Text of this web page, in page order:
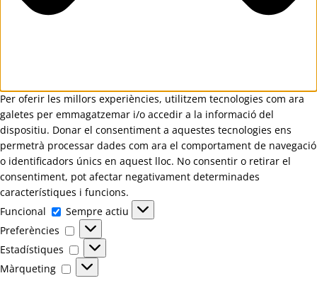
Per oferir les millors experiències, utilitzem tecnologies com ara
galetes per emmagatzemar i/o accedir a la informació del
dispositiu. Donar el consentiment a aquestes tecnologies ens
permetrà processar dades com ara el comportament de navegació
o identificadors únics en aquest lloc. No consentir o retirar el
consentiment, pot afectar negativament determinades
característiques i funcions.
Funcional
Funcional
Sempre actiu
Preferències
Preferències
Estadístiques
Estadístiques
Màrqueting
Màrqueting